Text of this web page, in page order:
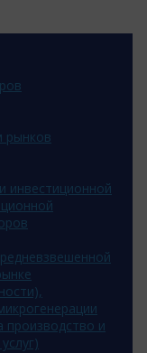
рынков
инвестиционной
производство и